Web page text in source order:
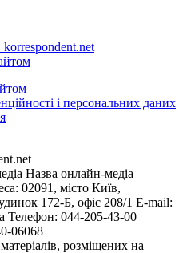
korrespondent.net
і персональних даних
Назва онлайн-медіа –
02091, місто Київ,
172-Б, офіс 208/1 E-mail:
Телефон: 044-205-43-00
06068
розміщених на